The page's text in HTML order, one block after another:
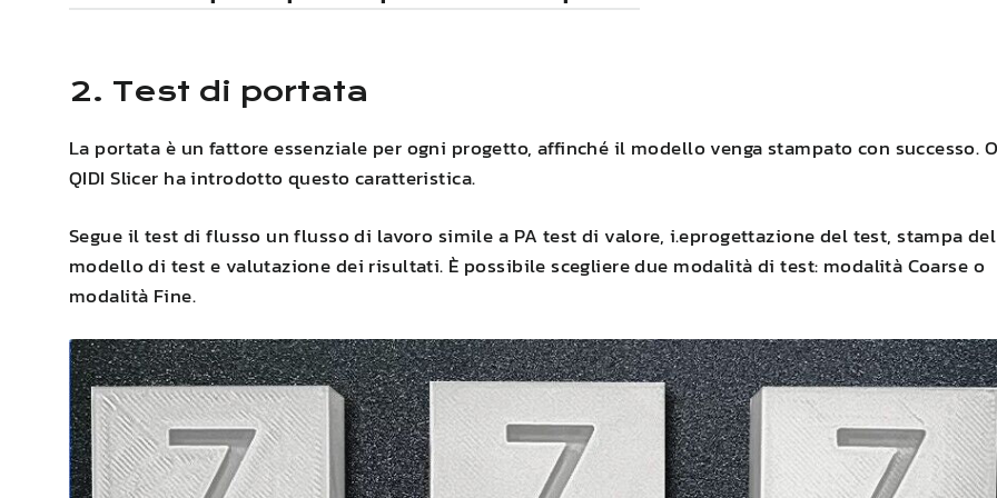
2. Test di portata
La portata è un fattore essenziale per ogni progetto, affinché il modello venga stampato con successo.
QIDI Slicer ha introdotto questo caratteristica.
Segue il test di flusso un flusso di lavoro simile a PA test di valore, i.eprogettazione del test, stampa del
modello di test e valutazione dei risultati. È possibile scegliere due modalità di test: modalità Coarse o
modalità Fine.